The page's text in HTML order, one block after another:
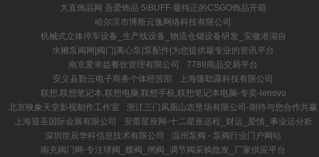
大直饰品网 吾爱饰品 5iBUFF-最纯正的CSGO饰品开箱
哈尔滨市博斯云逸网络科技有限公司
机械式立体停车设备_生产线设备_物流仓储设备研发_安徽港湖自
水獭泵阀网|阀门|离心泵|泵配件|为您提供最专业的资讯平台
南京爱幸益餐饮管理有限公司
7788商品交易平台
安义县勤云电子商务个体经营部
上海隆聪露科技有限公司
联想,联想笔记本,联想电脑,联想手机,联想笔记本电脑-专卖-lenovo
北京映象天堂影视制作工作室
浙江三门凤凰山农垦场有限公司-期待与您合作共赢
上海迎圣国际会展有限公司
安蕾星座网-十二星座运程_财运_爱情_事业运分析
深圳世辰华科信息技术有限公司
温州泵阀 - 泵阀行业门户网站
南充阀门网-专注球阀_蝶阀_闸阀_调节阀采购批发_厂家供应平台